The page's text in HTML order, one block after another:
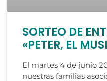
SORTEO DE
«PETER, EL
El martes 4 de junio
nuestras familias